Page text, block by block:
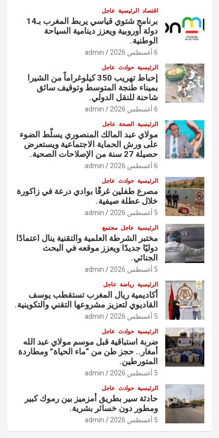
اقتصاد الرئيسية عاجل
برنامج شتوي قياسي يربط المغرب بـ14
دولة أوروبية ويعزز دينامية السياحة
الوطنية.
6 أغسطس 2026 admin
الرئيسية حوادث عاجل
إحباط تهريب 350 كيلوغراماً من الشيرا
بميناء طنجة المتوسط وتوقيف سائق
شاحنة للنقل الدولي.
6 أغسطس 2026 admin
الرئيسية الصحة عاجل
مولاي عبد المالك المنصوري يسلّط الضوء
على ورش الحماية الاجتماعية ويستعرض
حصيلة 27 سنة من الإصلاحات الصحية.
6 أغسطس 2026 admin
الرئيسية حوادث عاجل
مصرع طفلين غرقًا بوادي درعة في زاكورة
خلال عطلة صيفية.
5 أغسطس 2026 admin
الرئيسية عاجل مجتمع
مختبر الشرطة العلمية والتقنية ينال اعتمادًا
دوليًا جديدًا ويعزز موقعه في البحث
الجنائي.
5 أغسطس 2026 admin
الرئيسية رياضة عاجل
أكاديمية ريال المغرب تستقطب يوسف
القاديوي لتعزيز مشروعها التقني والتكوينية.
5 أغسطس 2026 admin
الرئيسية حوادث عاجل
ضربة استباقية قبل موسم مولاي عبد الله
أمغار.. حجز طن من “ماء الحياة” ومطاردة
المتورطين.
5 أغسطس 2026 admin
الرئيسية حوادث عاجل
حادثة سير بطريق أمزميز بين رموك كبير
ومطور دون خسائر بشرية.
5 أغسطس 2026 admin